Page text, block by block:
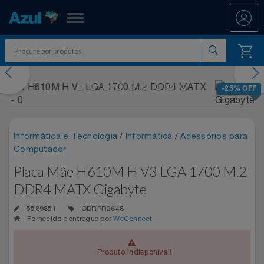
Azul Fidelidade
Shopping
ATÉ 50% OFF DIA DOS PAIS
DIA DOS PAIS ATÉ 60% OFF
EXPERÊNCIAS VIVIDAS AO VIVO
Departamentos
Ar E Ventilação
Artigos Para Festa
Resgate
Asics
Acumule Pontos
Abastece Aí
-25% OFF
Informática e Tecnologia/ Informática /Acessórios para
Computador
Placa Mãe H610M H V3 LGA 1700 M.2
DDR4 MATX Gigabyte
5589851
ODRPR2648
Fornecido e entregue porWeConnect
Produto indisponível!